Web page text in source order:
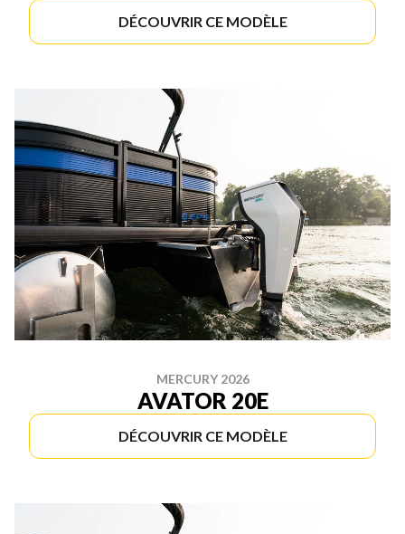
DÉCOUVRIR CE MODÈLE
MERCURY 2026
AVATOR 20E
DÉCOUVRIR CE MODÈLE